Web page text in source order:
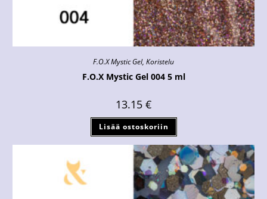
F.O.X Mystic Gel, Koristelu
F.O.X Mystic Gel 004 5 ml
13.15 €
Lisää ostoskoriin